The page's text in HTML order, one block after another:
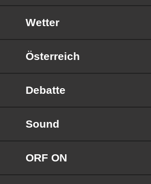
Wetter
Österreich
Debatte
Sound
ORF ON